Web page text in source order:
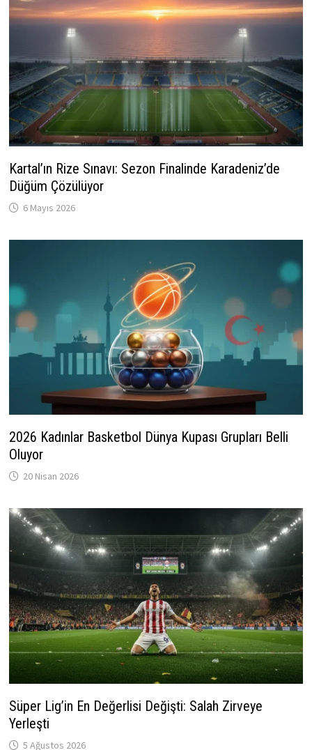
Kartal’ın Rize Sınavı: Sezon Finalinde Karadeniz’de
Düğüm Çözülüyor
6 Mayıs 2026
2026 Kadınlar Basketbol Dünya Kupası Grupları Belli
Oluyor
20 Nisan 2026
Süper Lig’in En Değerlisi Değişti: Salah Zirveye
Yerleşti
5 Ağustos 2026